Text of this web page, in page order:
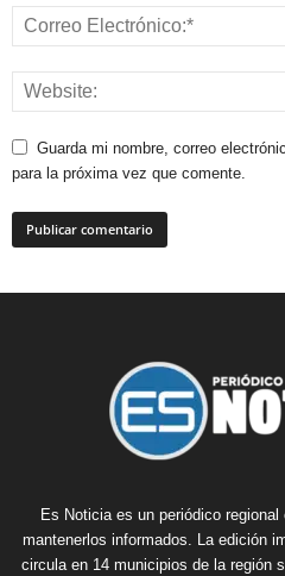
Guarda mi nombre, correo
para la próxima vez que comente.
Es Noticia es un periódico
mantenerlos informados. La edición
circula en 14 municipios de la región